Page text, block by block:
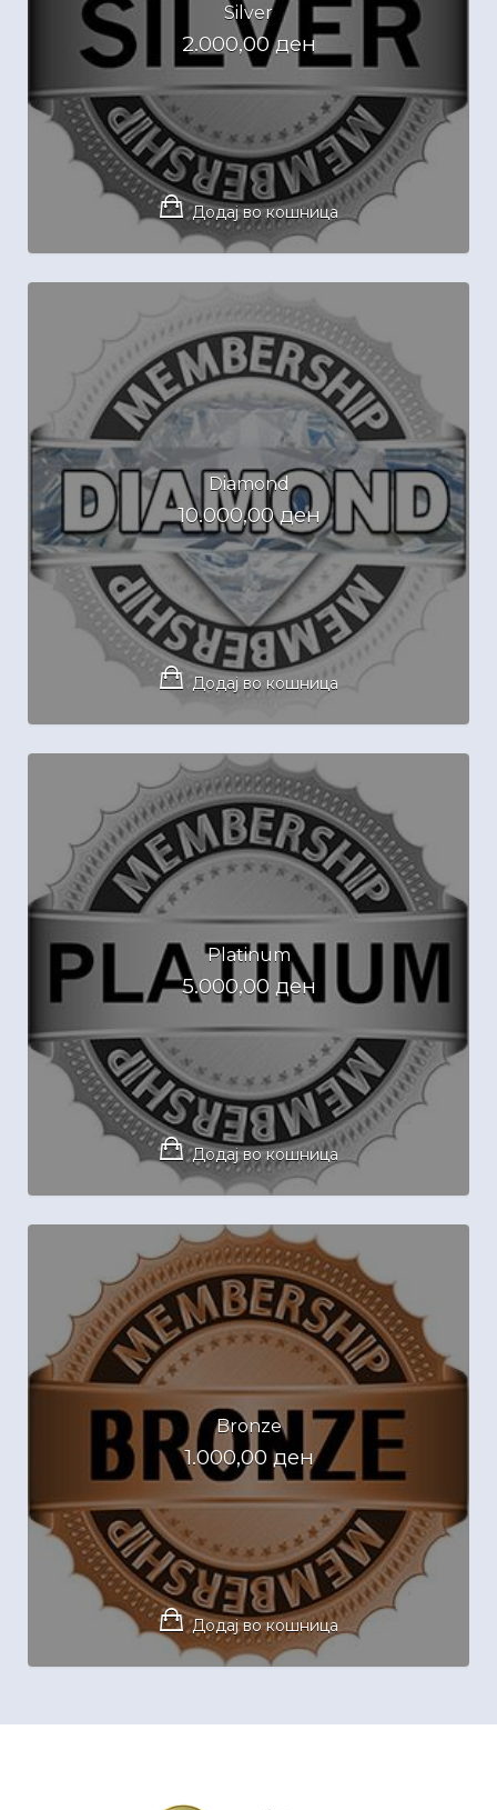
Silver
2.000,00ден
Додај во кошница
Diamond
10.000,00ден
Додај во кошница
Platinum
5.000,00 ден
Додај во кошница
Bronze
1.000,00 ден
Додај во кошница